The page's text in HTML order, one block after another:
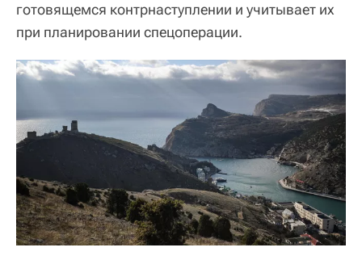
готовящемся контрнаступлении и учитывает их
при планировании спецоперации.